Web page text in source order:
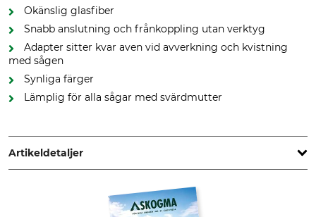
Okänslig glasfiber
Snabb anslutning och frånkoppling utan verktyg
Adapter sitter kvar aven vid avverkning och kvistning
med sågen
Synliga färger
Lämplig för alla sågar med svärdmutter
Artikeldetaljer